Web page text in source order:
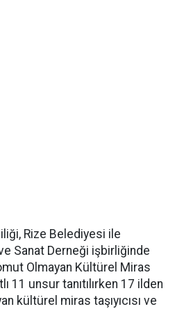
Rize Belediyesi ile
Sanat Derneği işbirliğinde
Olmayan Kültürel Miras
11 unsur tanıtılırken 17 ilden
kültürel miras taşıyıcısı ve